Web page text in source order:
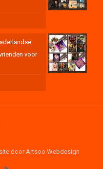
voor
door Artsoo Webdesign